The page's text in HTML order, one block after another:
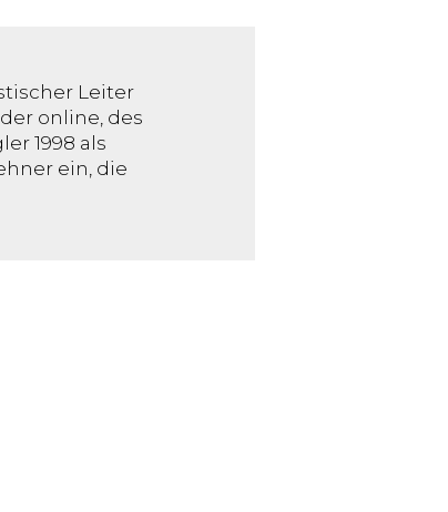
Leiter
online, des
1998 als
ein, die